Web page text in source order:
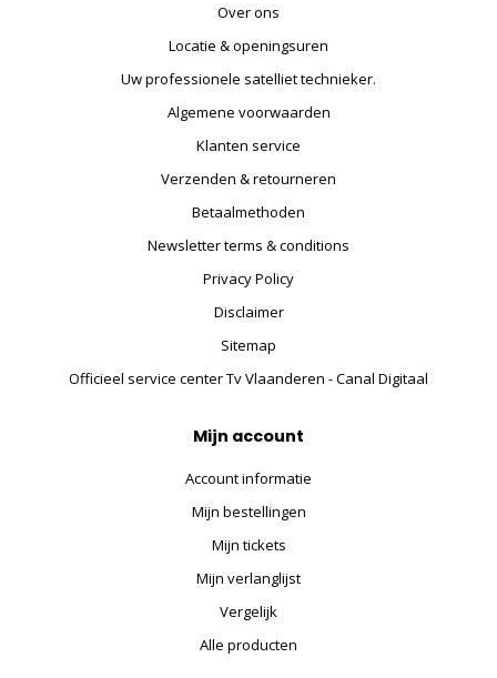
Over ons
Locatie & openingsuren
Uw professionele satelliet technieker.
Algemene voorwaarden
Klanten service
Verzenden & retourneren
Betaalmethoden
Newsletter terms & conditions
Privacy Policy
Disclaimer
Sitemap
Officieel service center Tv Vlaanderen - Canal Digitaal
Mijn account
Account informatie
Mijn bestellingen
Mijn tickets
Mijn verlanglijst
Vergelijk
Alle producten